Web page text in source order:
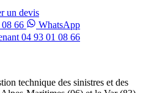
un devis
66
WhatsApp
04 93 01 08 66
technique des sinistres et des